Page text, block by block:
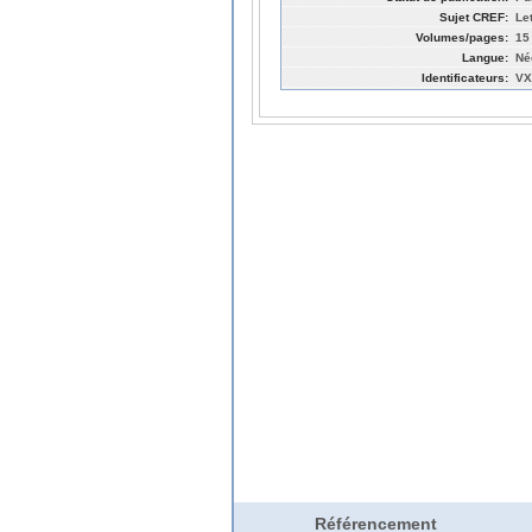
Sujet CREF:
Volumes/pages: 15
Langue:
Identificateurs:
Référencement